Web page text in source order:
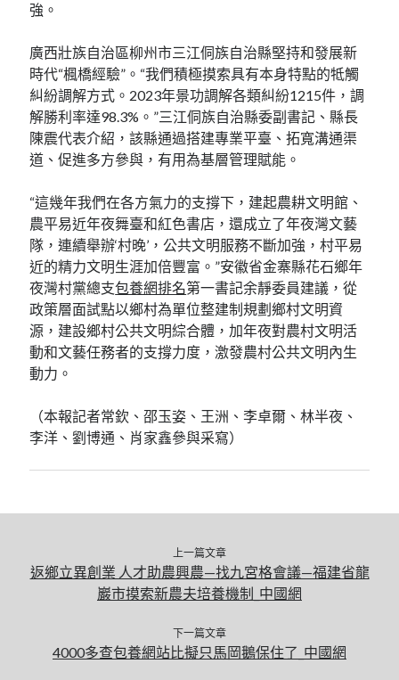
強。
廣西壯族自治區柳州市三江侗族自治縣堅持和發展新
時代“楓橋經驗”。“我們積極摸索具有本身特點的牴觸
糾紛調解方式。2023年景功調解各類糾紛1215件，調
解勝利率達98.3%。”三江侗族自治縣委副書記、縣長
陳震代表介紹，該縣通過搭建專業平臺、拓寬溝通渠
道、促進多方參與，有用為基層管理賦能。
“這幾年我們在各方氣力的支撐下，建起農耕文明館、
農平易近年夜舞臺和紅色書店，還成立了年夜灣文藝
隊，連續舉辦‘村晚’，公共文明服務不斷加強，村平易
近的精力文明生涯加倍豐富。”安徽省金寨縣花石鄉年
夜灣村黨總支包養網排名第一書記余靜委員建議，從
政策層面試點以鄉村為單位整建制規劃鄉村文明資
源，建設鄉村公共文明綜合體，加年夜對農村文明活
動和文藝任務者的支撐力度，激發農村公共文明內生
動力。
（本報記者常欽、邵玉姿、王洲、李卓爾、林半夜、
李洋、劉博通、肖家鑫參與采寫）
上一篇文章
返鄉立異創業 人才助農興農—找九宮格會議—福建省龍
巖市摸索新農夫培養機制_中國網
下一篇文章
4000多查包養網站比擬只馬岡鵝保住了_中國網